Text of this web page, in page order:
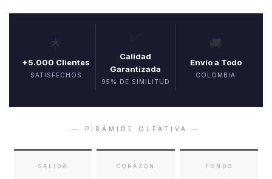
🌟
+5.000 Clientes
SATISFECHOS
Calidad
Garantizada
95% DE SIMILITUD
🚚
Envío a Todo
COLOMBIA
— PIRÁMIDE OLFATIVA —
SALIDA CORAZÓN FONDO